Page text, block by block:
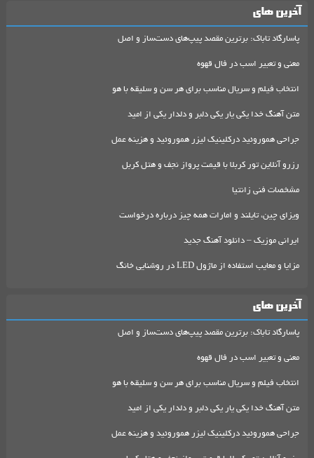
آخرین های
پاسارگاد تاباک: برترین مقصد پیپ‌های دست‌ساز و اصل
معنی و تعبیر اسب در فال قهوه
انتخاب فیلم و سریال مناسب برای هر سن و سلیقه با هو
متن آهنگ خدا یکی یار یکی دلبر و دلدار یکی از امید
جراحی هموروئید درکلینیک لیزر هموروئید و هزینه عمل
رزرو آنلاین تور کربلا با قیمت پرواز نجف و هتل کربل
مشخصات فنی زانتیا
ویزای چین، تایلند و امارات همه چیز درباره درخواست
ایرانی موزیک – دانلود آهنگ جدید
مزایا و معایب استفاده از ماژول LED در روشنایی خانگ
آخرین های
پاسارگاد تاباک: برترین مقصد پیپ‌های دست‌ساز و اصل
معنی و تعبیر اسب در فال قهوه
انتخاب فیلم و سریال مناسب برای هر سن و سلیقه با هو
متن آهنگ خدا یکی یار یکی دلبر و دلدار یکی از امید
جراحی هموروئید درکلینیک لیزر هموروئید و هزینه عمل